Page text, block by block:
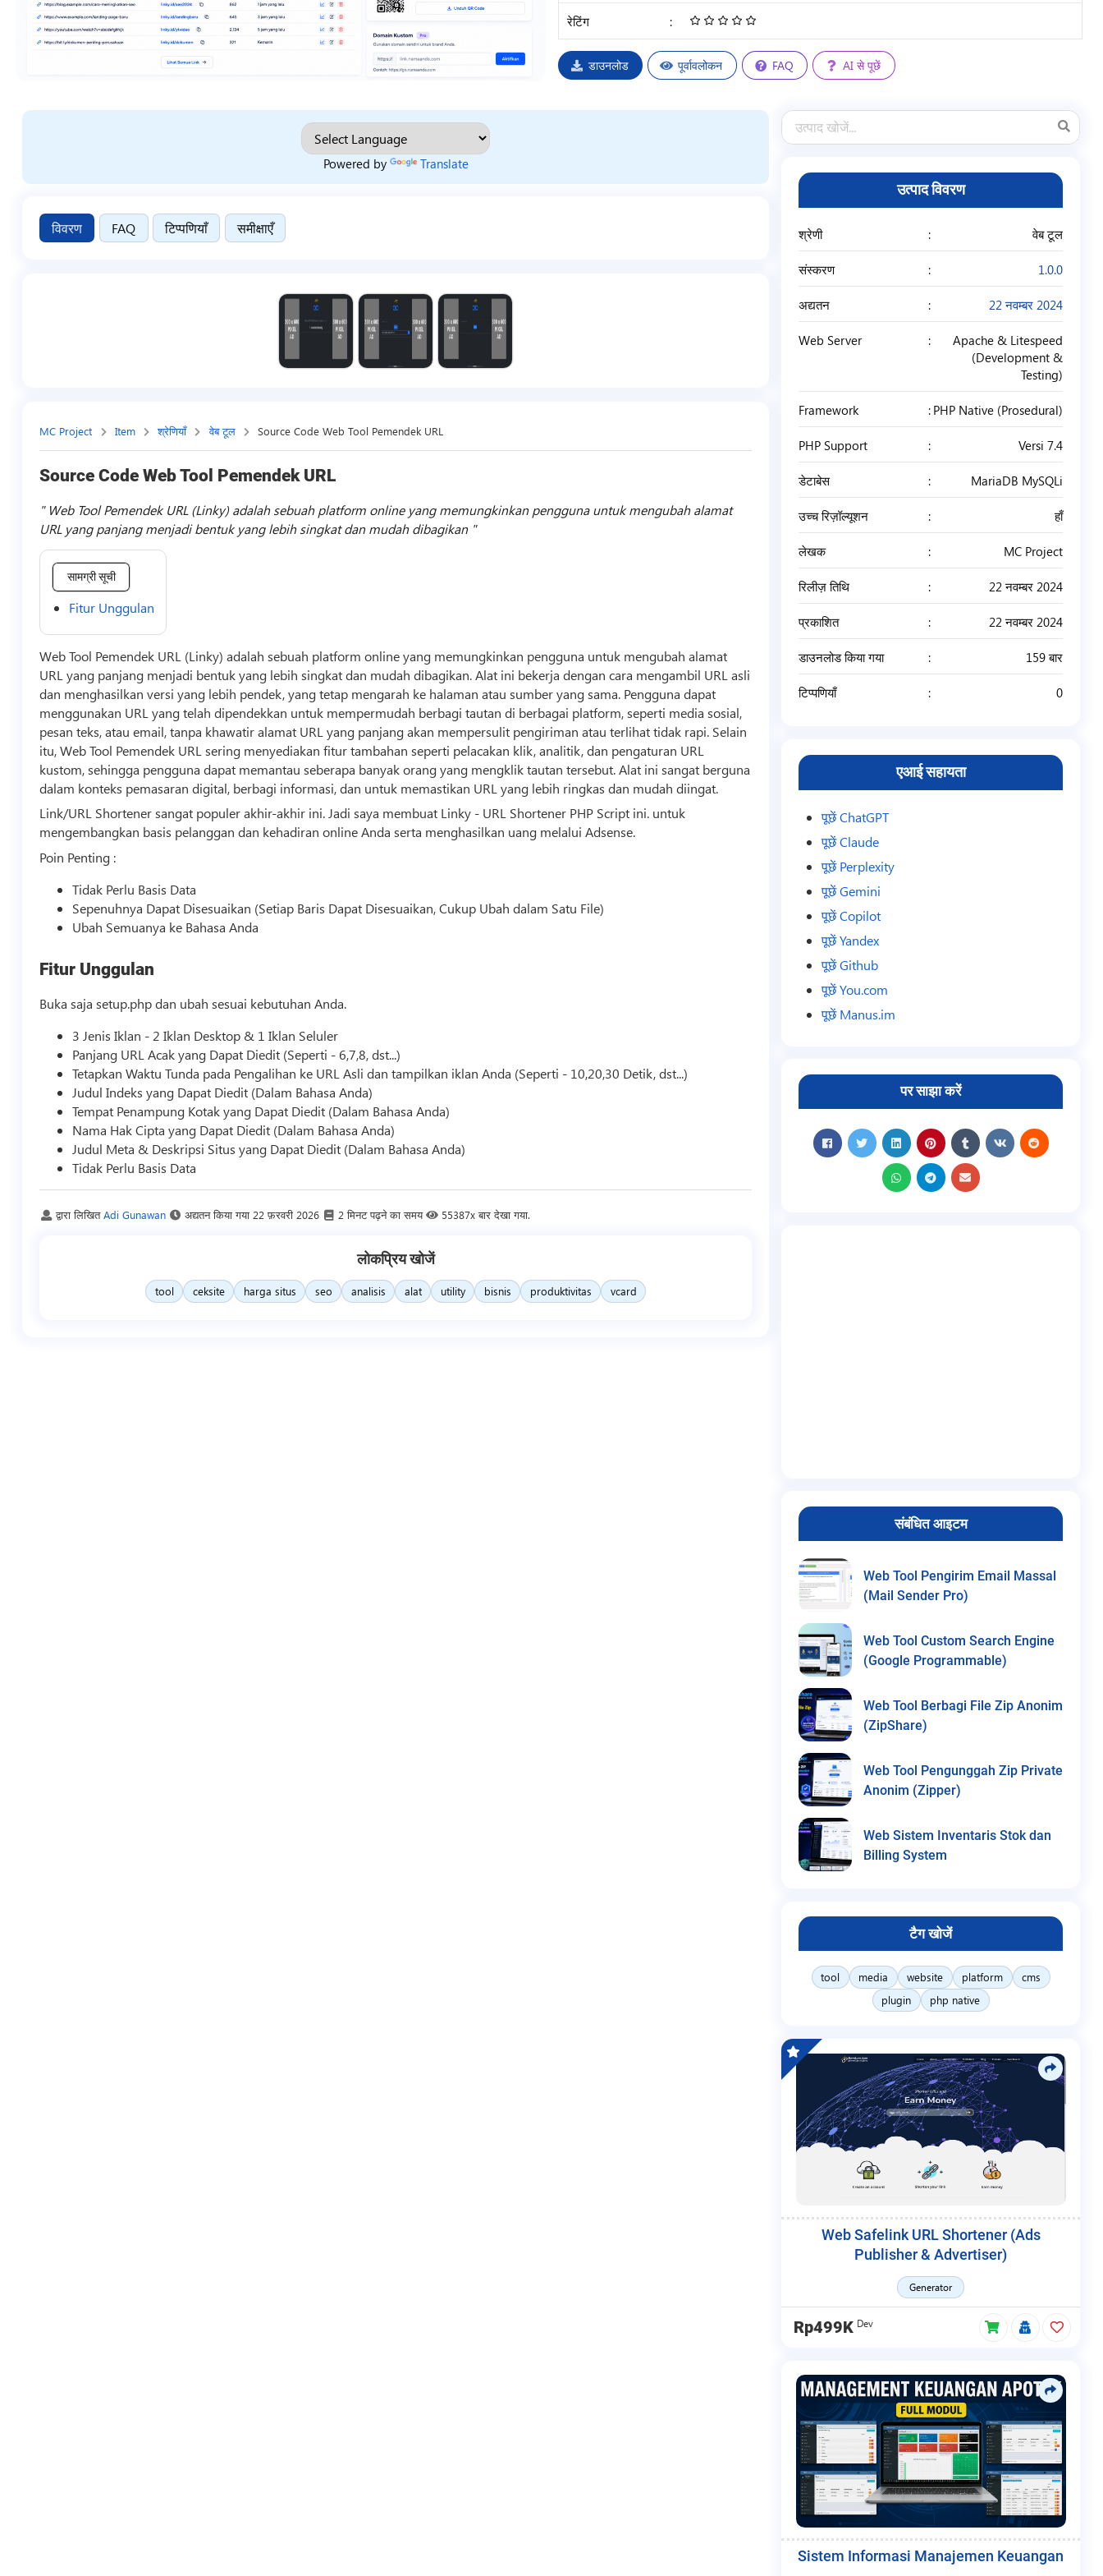
रेटिंग :
/
5
डाउनलोड पूर्वावलोकन FAQ AI से पूछें
Powered by Translate
विवरण FAQ टिप्पणियाँ समीक्षाएँ
MC Project Item श्रेणियाँ वेब टूल Source Code Web Tool Pemendek URL
Source Code Web Tool Pemendek URL
Web Tool Pemendek URL (Linky) adalah sebuah platform online yang memungkinkan pengguna untuk mengubah alamat
URL yang panjang menjadi bentuk yang lebih singkat dan mudah dibagikan
सामग्री सूची
Fitur Unggulan
Web Tool Pemendek URL (Linky) adalah sebuah platform online yang memungkinkan pengguna untuk mengubah alamat
URL yang panjang menjadi bentuk yang lebih singkat dan mudah dibagikan. Alat ini bekerja dengan cara mengambil URL asli
dan menghasilkan versi yang lebih pendek, yang tetap mengarah ke halaman atau sumber yang sama. Pengguna dapat
menggunakan URL yang telah dipendekkan untuk mempermudah berbagi tautan di berbagai platform, seperti media sosial,
pesan teks, atau email, tanpa khawatir alamat URL yang panjang akan mempersulit pengiriman atau terlihat tidak rapi. Selain
itu, Web Tool Pemendek URL sering menyediakan fitur tambahan seperti pelacakan klik, analitik, dan pengaturan URL
kustom, sehingga pengguna dapat memantau seberapa banyak orang yang mengklik tautan tersebut. Alat ini sangat berguna
dalam konteks pemasaran digital, berbagi informasi, dan untuk memastikan URL yang lebih ringkas dan mudah diingat.
Link/URL Shortener sangat populer akhir-akhir ini. Jadi saya membuat Linky - URL Shortener PHP Script ini. untuk
mengembangkan basis pelanggan dan kehadiran online Anda serta menghasilkan uang melalui Adsense.
Poin Penting :
Tidak Perlu Basis Data
Sepenuhnya Dapat Disesuaikan (Setiap Baris Dapat Disesuaikan, Cukup Ubah dalam Satu File)
Ubah Semuanya ke Bahasa Anda
Fitur Unggulan
Buka saja setup.php dan ubah sesuai kebutuhan Anda.
3 Jenis Iklan - 2 Iklan Desktop & 1 Iklan Seluler
Panjang URL Acak yang Dapat Diedit (Seperti - 6,7,8, dst...)
Tetapkan Waktu Tunda pada Pengalihan ke URL Asli dan tampilkan iklan Anda (Seperti - 10,20,30 Detik, dst...)
Judul Indeks yang Dapat Diedit (Dalam Bahasa Anda)
Tempat Penampung Kotak yang Dapat Diedit (Dalam Bahasa Anda)
Nama Hak Cipta yang Dapat Diedit (Dalam Bahasa Anda)
Judul Meta & Deskripsi Situs yang Dapat Diedit (Dalam Bahasa Anda)
Tidak Perlu Basis Data
द्वारा लिखितAdi Gunawan अद्यतन किया गया 22 फ़रवरी 2026 2 मिनट पढ़ने का समय 55387x बार देखा गया.
लोकप्रिय खोजें
tool ceksite harga situs seo analisis alat utility bisnis produktivitas vcard
उत्पाद विवरण
श्रेणी वेब टूल
संस्करण 1.0.0
अद्यतन 22 नवम्बर 2024
Web Server
Apache & Litespeed
(Development &
Testing)
Framework PHP Native (Prosedural)
PHP Support Versi 7.4
डेटाबेस MariaDB MySQLi
उच्च रिज़ॉल्यूशन हाँ
लेखक MC Project
रिलीज़ तिथि 22 नवम्बर 2024
प्रकाशित 22 नवम्बर 2024
डाउनलोड किया गया 159 बार
टिप्पणियाँ 0
एआई सहायता
पूछें ChatGPT
पूछें Claude
पूछें Perplexity
पूछें Gemini
पूछें Copilot
पूछें Yandex
पूछें Github
पूछें You.com
पूछें Manus.im
पर साझा करें
संबंधित आइटम
Web Tool Pengirim Email Massal
(Mail Sender Pro)
Web Tool Custom Search Engine
(Google Programmable)
Web Tool Berbagi File Zip Anonim
(ZipShare)
Web Tool Pengunggah Zip Private
Anonim (Zipper)
Web Sistem Inventaris Stok dan
Billing System
टैग खोजें
tool media website platform
cms
plugin
php native
Web Safelink URL Shortener (Ads
Publisher & Advertiser)
Generator
Rp499K Dev
Sistem Informasi Manajemen Keuangan